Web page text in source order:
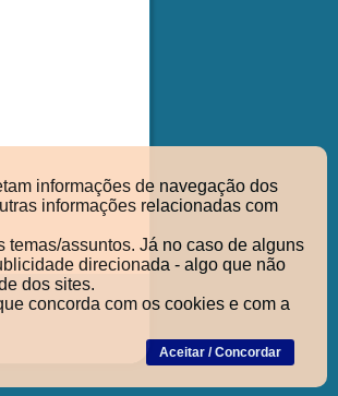
informações de navegação dos
informações relacionadas com
assuntos. Já no caso de alguns
direcionada - algo que não
dos sites.
concorda com os cookies e com a
Aceitar / Concordar